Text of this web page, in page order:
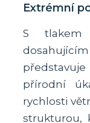
Extrémní
S
přírodní
rychlosti
strukturou,